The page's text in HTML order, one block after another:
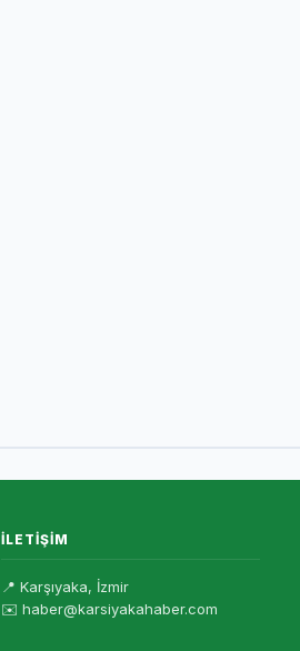
İLETIŞIM
📍 Karşıyaka, İzmir
✉️ haber@karsiyakahaber.com